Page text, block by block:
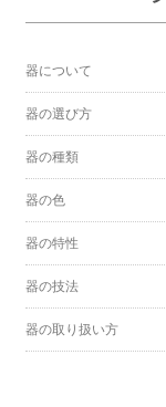
器について
器の選び方
器の種類
器の色
器の特性
器の技法
器の取り扱い方